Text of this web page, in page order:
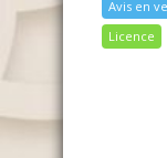
Avis en
Licence